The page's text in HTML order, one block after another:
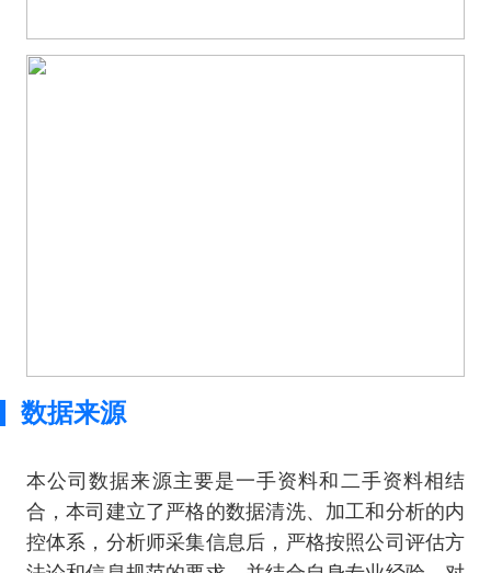
数据来源
本公司数据来源主要是一手资料和二手资料相结
合，本司建立了严格的数据清洗、加工和分析的内
控体系，分析师采集信息后，严格按照公司评估方